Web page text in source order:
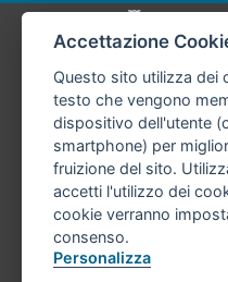
Contatti
Comune di
Telefono:
Accessibilità
Accettazione
Questo sito utilizza dei
testo che vengono
dispositivo dell'utente
smartphone) per
fruizione del sito.
accetti l'utilizzo dei
cookie verranno
consenso.
Personalizza